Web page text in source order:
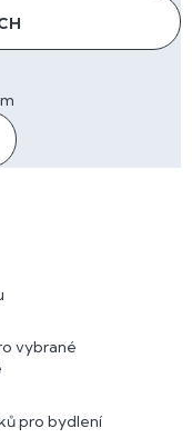
vybrané
pro bydlení